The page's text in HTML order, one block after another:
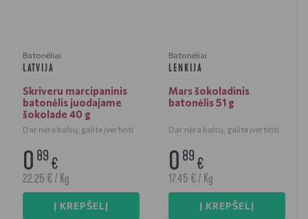
Batonėliai
LATVIJA
Skriveru marcipaninis
batonėlis juodajame
šokolade 40 g
Dar nėra balsų, galite įvertinti
0 89€
22.25 € / Kg
Į KREPŠELĮ
Batonėliai
LENKIJA
Mars šokoladinis
batonėlis 51 g
Dar nėra balsų, galite įvertinti
0 89€
17.45 € / Kg
Į KREPŠELĮ